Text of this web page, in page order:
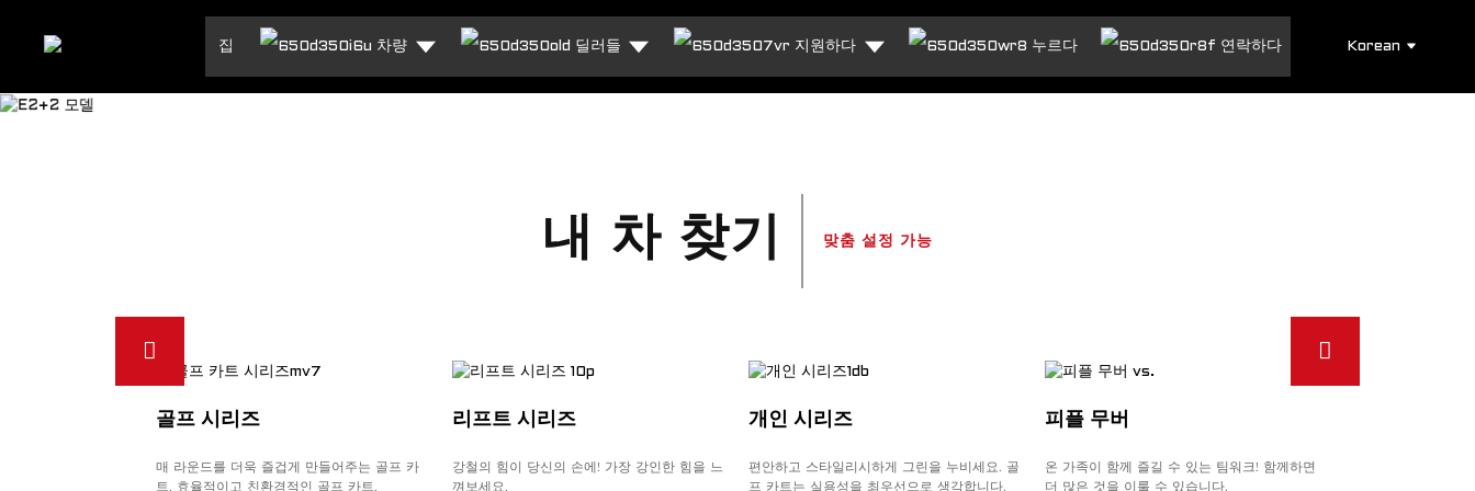
집 차량 딜러들 지원하다 누르다 연락하다 Korean
내 차 찾기 맞춤 설정 가능
골프 시리즈
매 라운드를 더욱 즐겁게 만들어주는 골프 카
트, 효율적이고 친환경적인 골프 카트.
리프트 시리즈
강철의 힘이 당신의 손에! 가장 강인한 힘을 느
껴보세요.
개인 시리즈
편안하고 스타일리시하게 그린을 누비세요. 골
프 카트는 실용성을 최우선으로 생각합니다.
피플 무버
온 가족이 함께 즐길 수 있는 팀워크! 함께하면
더 많은 것을 이룰 수 있습니다.